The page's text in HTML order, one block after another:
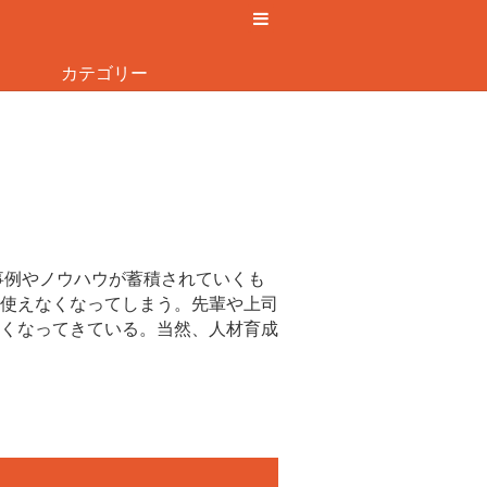
カテゴリー
やノウハウが蓄積されていくも
えなくなってしまう。先輩や上司
なってきている。当然、人材育成